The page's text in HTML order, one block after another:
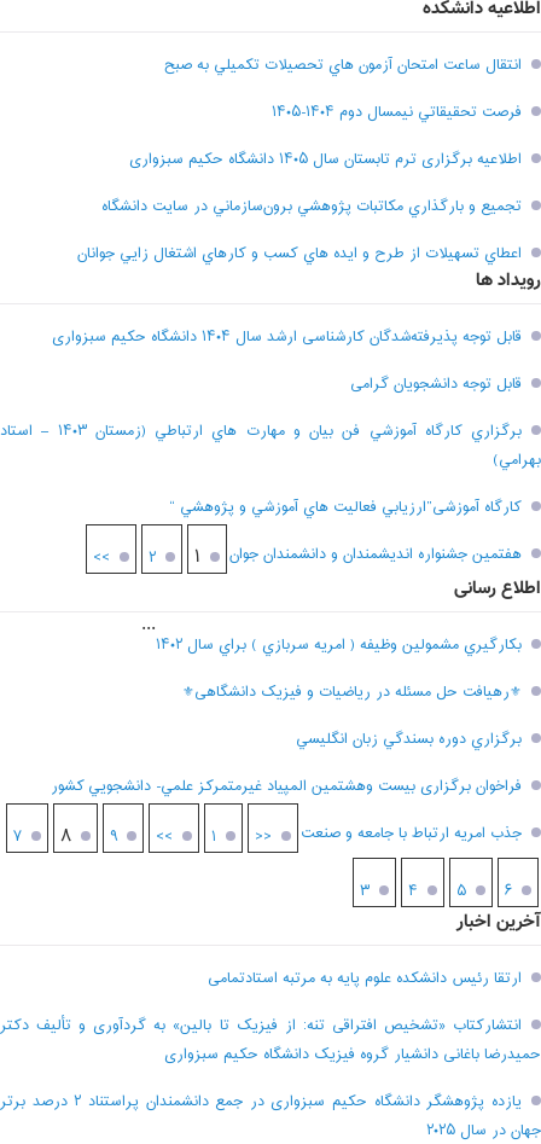
اطلاعیه دانشکده
انتقال ساعت امتحان آزمون هاي تحصيلات تکميلي به صبح
فرصت تحقيقاتي نیمسال دوم ۱۴۰۴-۱۴۰۵
اطلاعیه برگزاری ترم تابستان سال ۱۴۰۵ دانشگاه حکیم سبزواری
تجميع و بارگذاري مکاتبات پژوهشي برون‌سازماني در سايت دانشگاه
اعطاي تسهيلات از طرح و ايده هاي کسب و کارهاي اشتغال زايي جوانان
رویداد ها
قابل توجه پذیرفته‌شدگان کارشناسی ارشد سال ۱۴۰۴ دانشگاه حکیم سبزواری
قابل توجه دانشجویان گرامی
برگزاري کارگاه آموزشي فن بيان و مهارت هاي ارتباطي (زمستان ۱۴۰۳ – استاد
بهرامي)
کارگاه آموزشی”ارزيابي فعاليت هاي آموزشي و پژوهشي “
هفتمين جشنواره انديشمندان و دانشمندان جوان
۱ ۲ >>
اطلاع رسانی
بکارگيري مشمولين وظيفه ( امريه سربازي ) براي سال ۱۴۰۲
⚜رهیافت حل مسئله در ریاضیات و فیزیک دانشگاهی⚜
برگزاري دوره بسندگي زبان انگليسي
فراخوان برگزاری بيست وهشتمين المپياد غيرمتمركز علمي- دانشجويي كشور
جذب امریه ارتباط با جامعه و صنعت
<< ۱
...
۳ ۴ ۵ ۶
۷ ۸ ۹ >>
آخرین اخبار
ارتقا رئیس دانشکده علوم پایه به مرتبه استادتمامی
انتشارکتاب «تشخیص افتراقی تنه: از فیزیک تا بالین» به گردآوری و تألیف دکتر
حمیدرضا باغانی دانشیار گروه فیزیک دانشگاه حکیم سبزواری
یازده پژوهشگر دانشگاه حکیم سبزواری در جمع دانشمندان پراستناد ۲ درصد برتر
جهان در سال ۲۰۲۵